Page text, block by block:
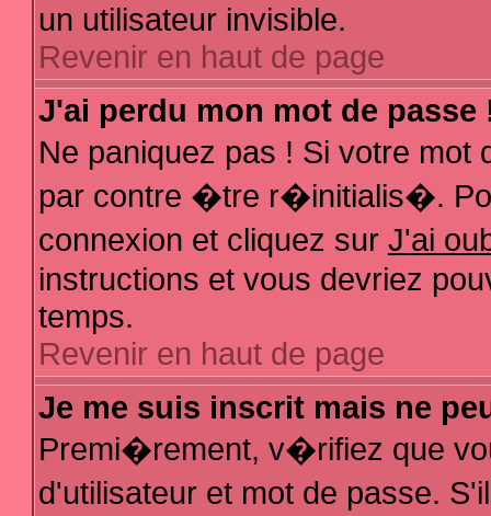
un utilisateur invisible.
Revenir en haut de page
J'ai perdu mon mot de passe
Ne paniquez pas ! Si votre
par contre �tre r�initialis�.
connexion et cliquez sur J'ai
instructions et vous devriez
temps.
Revenir en haut de page
Je me suis inscrit mais ne
Premi�rement, v�rifiez que
d'utilisateur et mot de passe.